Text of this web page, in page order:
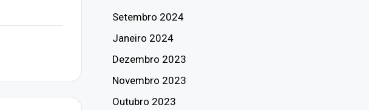
Setembro 2024
Janeiro 2024
Dezembro 2023
Novembro 2023
Outubro 2023